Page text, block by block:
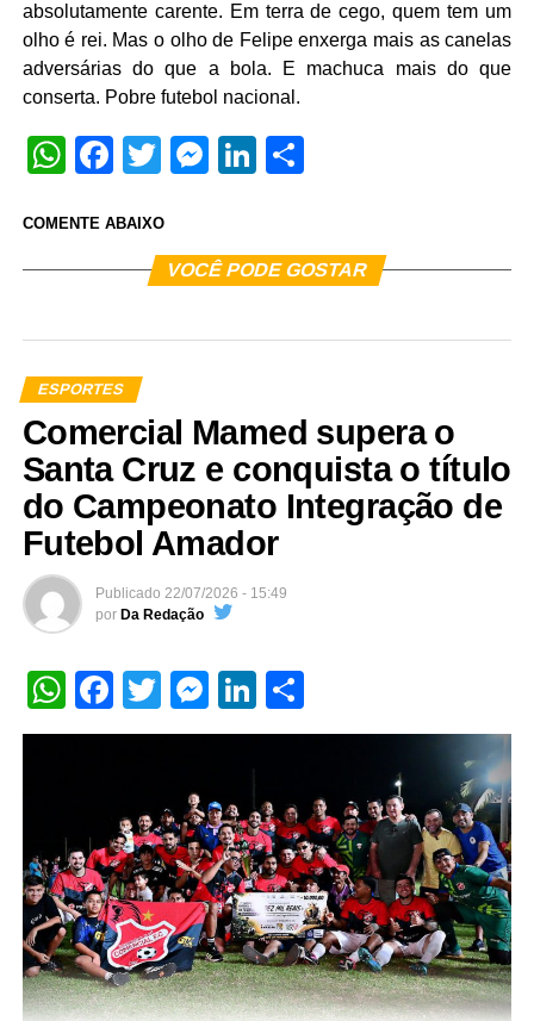
absolutamente carente. Em terra de cego, quem tem um
olho é rei. Mas o olho de Felipe enxerga mais as canelas
adversárias do que a bola. E machuca mais do que
conserta. Pobre futebol nacional.
WhatsApp
Facebook
TwitterMessenger
LinkedIn
COMENTE ABAIXO
VOCÊ PODE GOSTAR
ESPORTES
Comercial Mamed supera o
Santa Cruz e conquista o título
do Campeonato Integração de
Futebol Amador
Publicado 22/07/2026 - 15:49
por Da Redação
WhatsApp
Facebook
TwitterMessenger
LinkedIn